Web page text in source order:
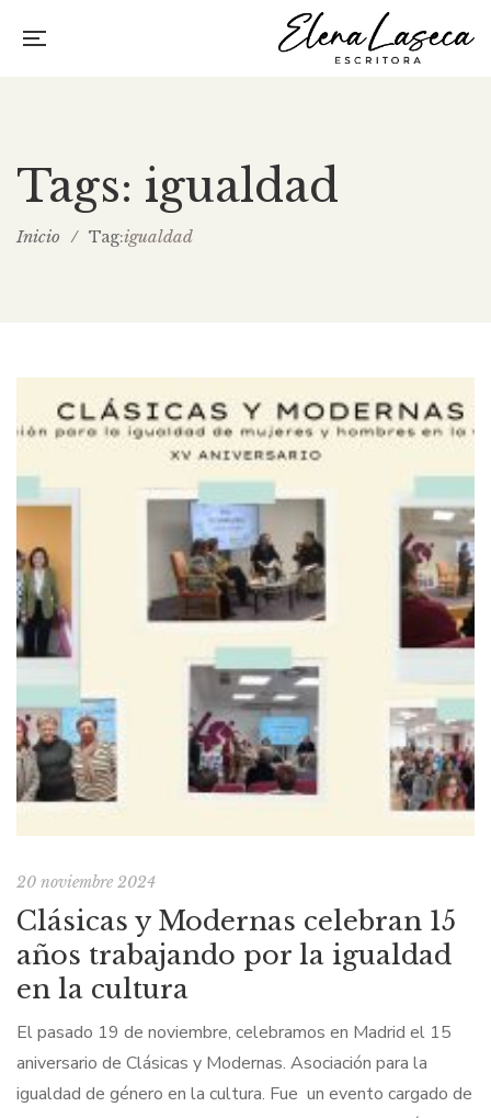
Tags: igualdad
Inicio / Tag:igualdad
20 noviembre 2024
Clásicas y Modernas celebran 15
años trabajando por la igualdad
en la cultura
El pasado 19 de noviembre, celebramos en Madrid el 15
aniversario de Clásicas y Modernas. Asociación para la
igualdad de género en la cultura. Fue un evento cargado de